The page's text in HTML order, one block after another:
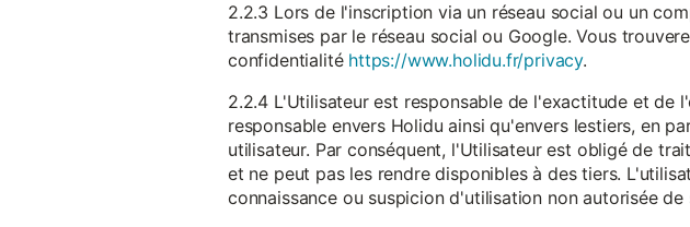
2.2.3 Lors de l'inscription via un réseau social ou un
transmises par le réseau social ou Google. Vous
confidentialité https://www.holidu.fr/privacy.
2.2.4 L'Utilisateur est responsable de l'exactitude et de
responsable envers Holidu ainsi qu'envers lestiers, en
utilisateur. Par conséquent, l'Utilisateur est obligé de
et ne peut pas les rendre disponibles à des tiers.
connaissance ou suspicion d'utilisation non autorisée